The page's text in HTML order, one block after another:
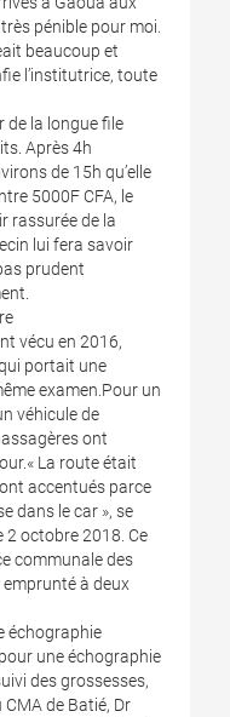
pénible pour moi.
beaucoup et
l’institutrice, toute
de la longue file
Après 4h
de 15h qu’elle
5000F CFA, le
rassurée de la
lui fera savoir
prudent
vécu en 2016,
portait une
examen.Pour un
véhicule de
ont
La route était
accentués parce
dans le car », se
2 octobre 2018. Ce
communale des
emprunté à deux
échographie
une échographie
des grossesses,
de Batié, Dr